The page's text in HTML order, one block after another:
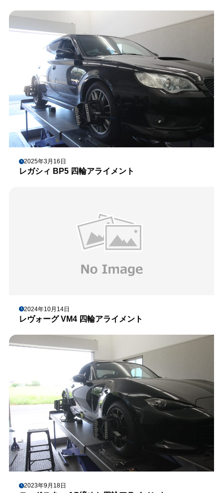
2025年3月16日
レガシィ BP5 四輪アライメント
2024年10月14日
レヴォーグ VM4 四輪アライメント
2023年9月18日